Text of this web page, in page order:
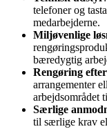
telefoner og
medarbejderne.
Miljøvenlige
bæredygtig
Rengøring
arrangementer
arbejdsområdet
Særlige
til særlige krav